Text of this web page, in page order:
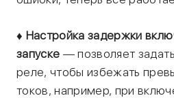
♦ Настройка задержки
запуске — позволяет
реле, чтобы избежать
токов, например, при